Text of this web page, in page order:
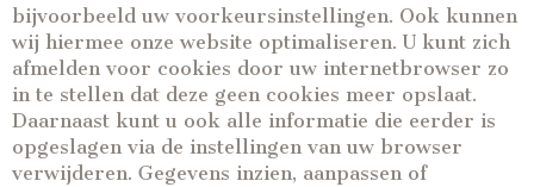
bijvoorbeeld uw voorkeursinstellingen. Ook kunnen
wij hiermee onze website optimaliseren. U kunt zich
afmelden voor cookies door uw internetbrowser zo
in te stellen dat deze geen cookies meer opslaat.
Daarnaast kunt u ook alle informatie die eerder is
opgeslagen via de instellingen van uw browser
verwijderen. Gegevens inzien, aanpassen of